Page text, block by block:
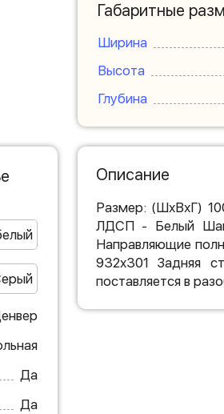
Габаритные
Ширина
Высота
Глубина
Да
Да
Описание
Размер: (ШхВхГ)
ЛДСП - Белый
Направляющие
932х301 Задняя
поставляется в